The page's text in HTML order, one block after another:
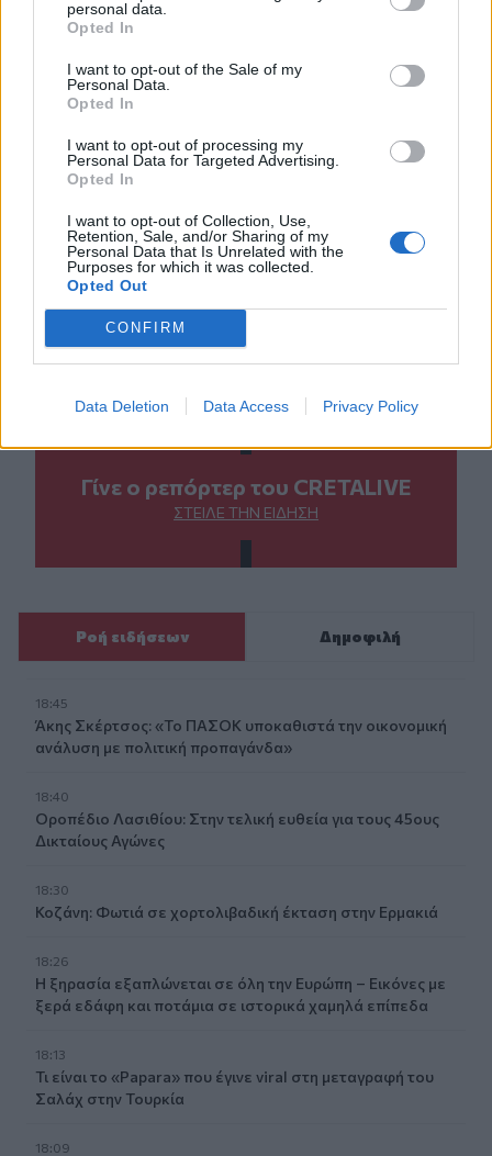
personal data.
Opted In
I want to opt-out of the Sale of my
Personal Data.
Opted In
I want to opt-out of processing my
Personal Data for Targeted Advertising.
Opted In
I want to opt-out of Collection, Use,
Retention, Sale, and/or Sharing of my
Personal Data that Is Unrelated with the
Purposes for which it was collected.
Opted Out
CONFIRM
Data Deletion Data Access Privacy Policy
Αντιπυρική Περίοδος Drones
Γίνε ο ρεπόρτερ του CRETALIVE
ΣΤΕΊΛΕ ΤΗΝ ΕΊΔΗΣΗ
Ροή ειδήσεων Δημοφιλή
18:45
Άκης Σκέρτσος: «Το ΠΑΣΟΚ υποκαθιστά την οικονομική
ανάλυση με πολιτική προπαγάνδα»
18:40
Οροπέδιο Λασιθίου: Στην τελική ευθεία για τους 45ους
Δικταίους Αγώνες
18:30
Κοζάνη: Φωτιά σε χορτολιβαδική έκταση στην Ερμακιά
18:26
Η ξηρασία εξαπλώνεται σε όλη την Ευρώπη – Εικόνες με
ξερά εδάφη και ποτάμια σε ιστορικά χαμηλά επίπεδα
18:13
Τι είναι το «Papara» που έγινε viral στη μεταγραφή του
Σαλάχ στην Τουρκία
18:09